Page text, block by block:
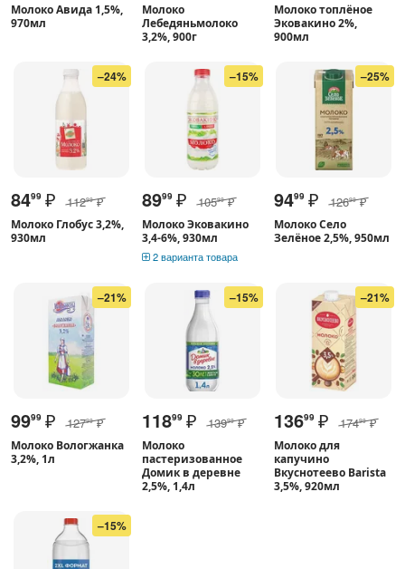
Молоко Авида 1,5%,
970мл
Молоко
Лебедяньмолоко
3,2%, 900г
Молоко топлёное
Эковакино 2%,
900мл
–24%
8499 ₽ 11299 ₽
Молоко Глобус 3,2%,
930мл
–15%
8999 ₽ 10599 ₽
Молоко Эковакино
3,4-6%, 930мл
2 варианта товара
–25%
9499 ₽ 12699 ₽
Молоко Село
Зелёное 2,5%, 950мл
–21%
9999 ₽ 12799 ₽
Молоко Вологжанка
3,2%, 1л
–15%
11899 ₽ 13999 ₽
Молоко
пастеризованное
Домик в деревне
2,5%, 1,4л
–21%
13699 ₽ 17499 ₽
Молоко для
капучино
Вкуснотеево Barista
3,5%, 920мл
–15%